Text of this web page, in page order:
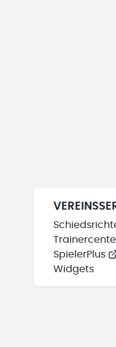
SpielerPlus
Widgets